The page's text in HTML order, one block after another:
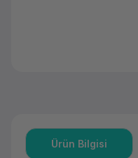
Ürün Bilgisi